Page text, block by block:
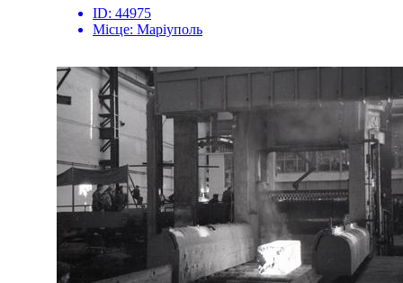
ID: 44975
Місце: Маріуполь